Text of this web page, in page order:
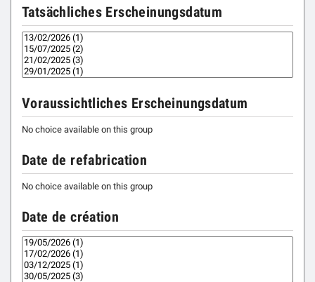
Tatsächliches Erscheinungsdatum
Voraussichtliches Erscheinungsdatum
No choice available on this group
Date de refabrication
No choice available on this group
Date de création